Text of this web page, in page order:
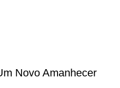
Novo Amanhecer